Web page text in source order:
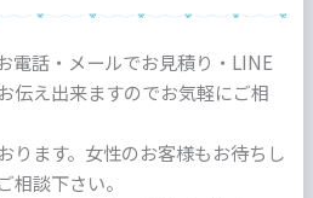
電話・メールでお見積り・LINE
伝え出来ますのでお気軽にご相
ります。女性のお客様もお待ちし
相談下さい。